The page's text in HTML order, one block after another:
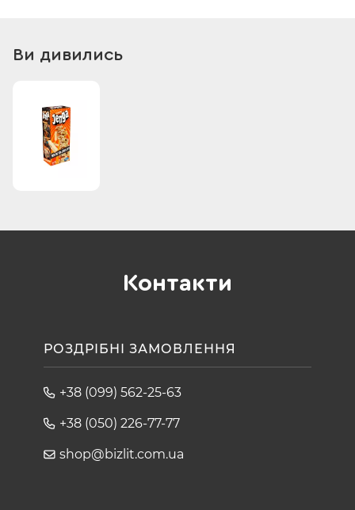
це потрібно тільки однією рукою! В ході гри висота вежі
зруйнувавши її. Кількість гравців не обмежена!
Гра сприяє розвитку моторики, координації рухів,
просторового мислення.
Ви дивились
Контакти
РОЗДРІБНІ ЗАМОВЛЕННЯ
+38 (099) 562-25-63
+38 (050) 226-77-77
shop@bizlit.com.ua